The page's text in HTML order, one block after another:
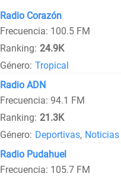
Radio Corazón
Frecuencia: 100.5 FM
Ranking: 24.9K
Género: Tropical
Radio ADN
Frecuencia: 94.1 FM
Ranking: 21.3K
Género: Deportivas, Noticias
Radio Pudahuel
Frecuencia: 105.7 FM